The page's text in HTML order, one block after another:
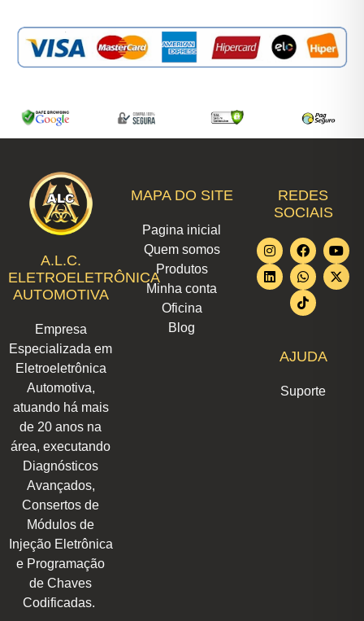
A.L.C.
ELETROELETRÔNICA
AUTOMOTIVA
Empresa
Especializada em
Eletroeletrônica
Automotiva,
atuando há mais
de 20 anos na
área, executando
Diagnósticos
Avançados,
Consertos de
Módulos de
Injeção Eletrônica
e Programação
de Chaves
Codificadas.
MAPA DO SITE
Pagina inicial
Quem somos
Produtos
Minha conta
Oficina
Blog
REDES
SOCIAIS
I
n
s
t
F
a
c
e
b
o
Y
o
u
t
L
i
n
k
W
h
a
t
s
a
X
-
t
w
T
i
k
t
o
k
AJUDA
Suporte